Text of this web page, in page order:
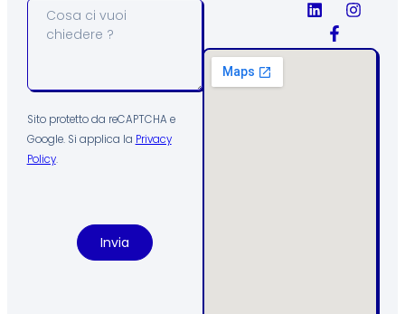
Sito protetto da reCAPTCHA e
Google. Si applica la Privacy
Policy.
Invia